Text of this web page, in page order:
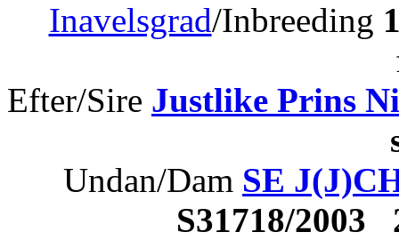
Inavelsgrad/Inbreeding
Efter/Sire Justlike Prins
Undan/Dam SE
S31718/